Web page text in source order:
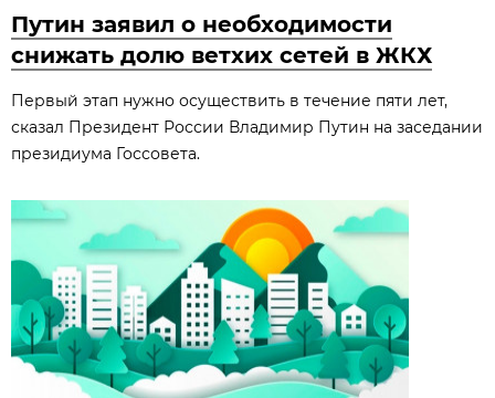
Путин заявил о необходимости
снижать долю ветхих сетей в ЖКХ
Первый этап нужно осуществить в течение пяти лет,
сказал Президент России Владимир Путин на заседании
президиума Госсовета.